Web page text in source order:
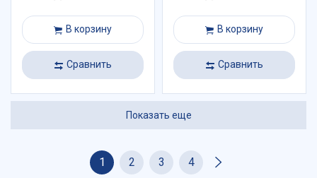
В корзину
Сравнить
В корзину
Сравнить
Показать еще
1 2 3 4